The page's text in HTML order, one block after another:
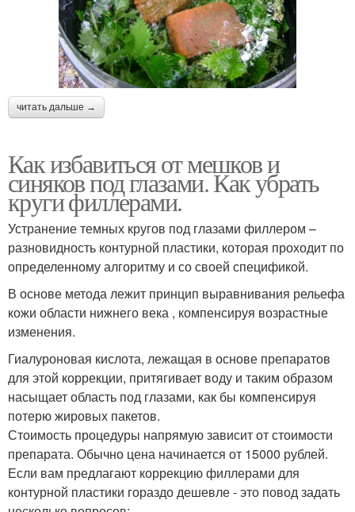
читать дальше →
Как избавиться от мешков и
синяков под глазами. Как убрать
круги филлерами.
Устранение темных кругов под глазами филлером –
разновидность контурной пластики, которая проходит по
определенному алгоритму и со своей спецификой.
В основе метода лежит принцип выравнивания рельефа
кожи области нижнего века , компенсируя возрастные
изменения.
Гиалуроновая кислота, лежащая в основе препаратов
для этой коррекции, притягивает воду и таким образом
насыщает область под глазами, как бы компенсируя
потерю жировых пакетов.
Стоимость процедуры напрямую зависит от стоимости
препарата. Обычно цена начинается от 15000 рублей.
Если вам предлагают коррекцию филлерами для
контурной пластики гораздо дешевле - это повод задать